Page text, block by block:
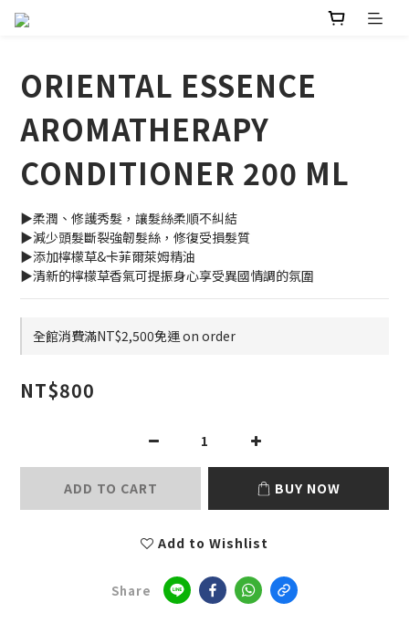
ORIENTAL ESSENCE
AROMATHERAPY
CONDITIONER 200 ML
▶柔潤、修護秀髮，讓髮絲柔順不糾結
▶減少頭髮斷裂強韌髮絲，修復受損髮質
▶添加檸檬草&卡菲爾萊姆精油
▶清新的檸檬草香氣可提振身心享受異國情調的氛圍
全館消費滿NT$2,500免運 on order
NT$800
ADD TO CART BUY NOW
Add to Wishlist
Share